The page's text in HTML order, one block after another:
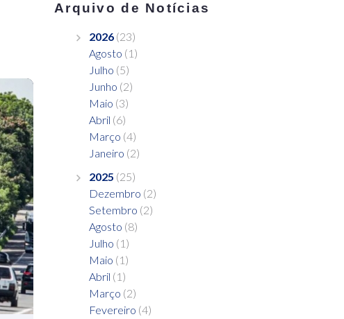
Arquivo de Notícias
2026 (23)
Agosto (1)
Julho (5)
Junho (2)
Maio (3)
Abril (6)
Março (4)
Janeiro (2)
2025 (25)
Dezembro (2)
Setembro (2)
Agosto (8)
Julho (1)
Maio (1)
Abril (1)
Março (2)
Fevereiro (4)